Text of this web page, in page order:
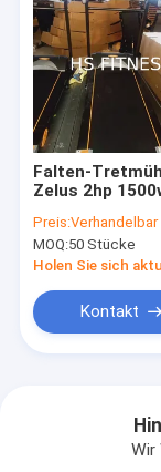
Falten-
Zelus 2hp
Bluetooth
Preis:Verhandelbar
MOQ:50 Stücke
Kontakt
Wir